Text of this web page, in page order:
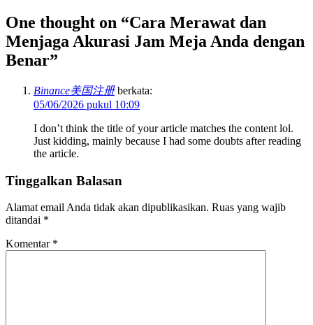
One thought on “Cara Merawat dan
Menjaga Akurasi Jam Meja Anda dengan
Benar”
Binance美国注册 berkata:
05/06/2026 pukul 10:09
I don’t think the title of your article matches the content lol.
Just kidding, mainly because I had some doubts after reading
the article.
Tinggalkan Balasan
Alamat email Anda tidak akan dipublikasikan. Ruas yang wajib
ditandai *
Komentar *